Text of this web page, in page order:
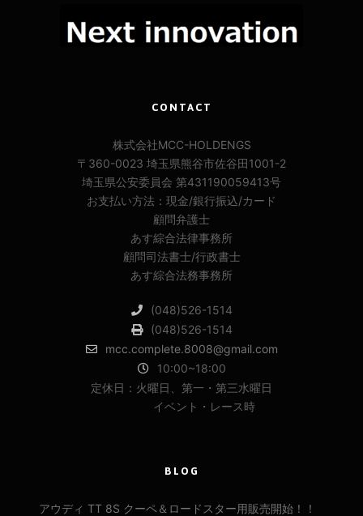
CONTACT
株式会社MCC-HOLDENGS
〒360-0023 埼玉県熊谷市佐谷田1001-2
埼玉県公安委員会 第431190059413号
お支払い方法：現金/銀行振込/カード
顧問弁護士
あす綜合法律事務所
顧問司法書士/行政書士
あす綜合法務事務所
(048)526-1514
(048)526-1514
mcc.complete.8008@gmail.com
10:00~18:00
定休日：火曜日、第一・第三水曜日
イベント・レース時
BLOG
アウディ TT 8S クーペ＆ロードスター用販売開始！！